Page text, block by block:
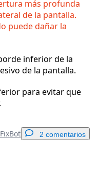
más profunda
de la pantalla.
puede dañar la
inferior de la
de la pantalla.
para evitar que
2 comentarios